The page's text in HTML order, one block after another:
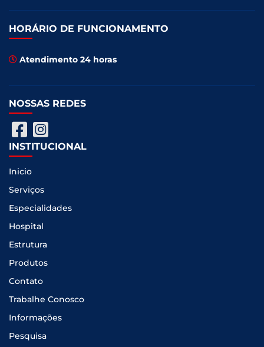
HORÁRIO DE FUNCIONAMENTO
Atendimento 24 horas
NOSSAS REDES
INSTITUCIONAL
Inicio
Serviços
Especialidades
Hospital
Estrutura
Produtos
Contato
Trabalhe Conosco
Informações
Pesquisa